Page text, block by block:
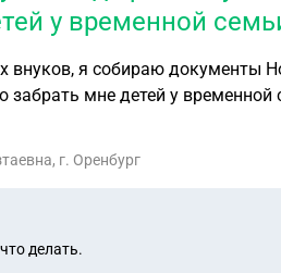
у временной
мне детей у временной
г. Оренбург
делать.